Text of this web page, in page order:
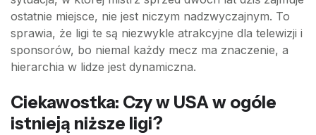
ostatnie miejsce, nie jest niczym nadzwyczajnym. To
sprawia, że ligi te są niezwykle atrakcyjne dla telewizji i
sponsorów, bo niemal każdy mecz ma znaczenie, a
hierarchia w lidze jest dynamiczna.
Ciekawostka: Czy w USA w ogóle
istnieją niższe ligi?